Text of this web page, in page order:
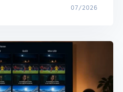
07/2026